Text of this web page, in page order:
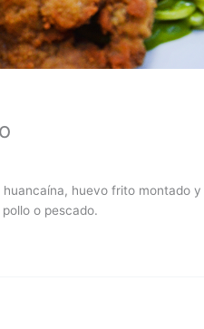
huevo frito montado y
o pescado.